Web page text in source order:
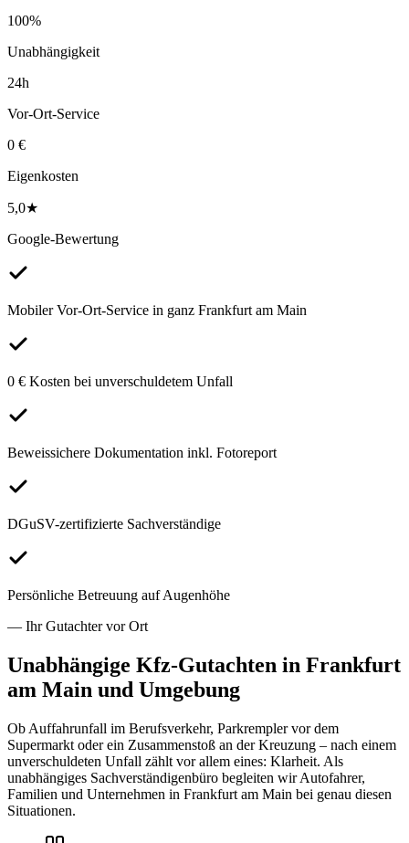
100%
Unabhängigkeit
24h
Vor-Ort-Service
0 €
Eigenkosten
5,0★
Google-Bewertung
Mobiler Vor-Ort-Service in ganz Frankfurt am Main
0 € Kosten bei unverschuldetem Unfall
Beweissichere Dokumentation inkl. Fotoreport
DGuSV-zertifizierte Sachverständige
Persönliche Betreuung auf Augenhöhe
— Ihr Gutachter vor Ort
Unabhängige Kfz-Gutachten in Frankfurt
am Main und Umgebung
Ob Auffahrunfall im Berufsverkehr, Parkrempler vor dem
Supermarkt oder ein Zusammenstoß an der Kreuzung – nach einem
unverschuldeten Unfall zählt vor allem eines: Klarheit. Als
unabhängiges Sachverständigenbüro begleiten wir Autofahrer,
Familien und Unternehmen in Frankfurt am Main bei genau diesen
Situationen.